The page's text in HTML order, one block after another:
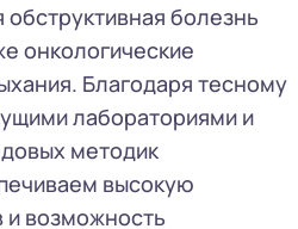
обструктивная болезнь
онкологические
Благодаря тесному
лабораториями и
методик
высокую
и возможность